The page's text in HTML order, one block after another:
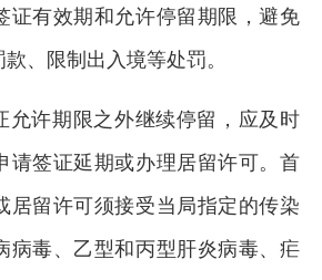
证有效期和允许停留期限，避免
、限制出入境等处罚。
允许期限之外继续停留，应及时
请签证延期或办理居留许可。首
居留许可须接受当局指定的传染
病毒、乙型和丙型肝炎病毒、疟